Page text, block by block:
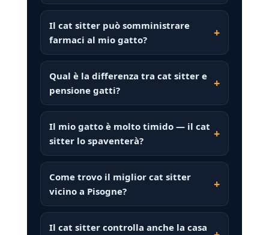
Il cat sitter può somministrare
farmaci al mio gatto?
Qual è la differenza tra cat sitter e
pensione gatti?
Il mio gatto è molto timido — il cat
sitter lo spaventerà?
Come trovo il miglior cat sitter
vicino a Pisogne?
Il cat sitter controlla anche la casa